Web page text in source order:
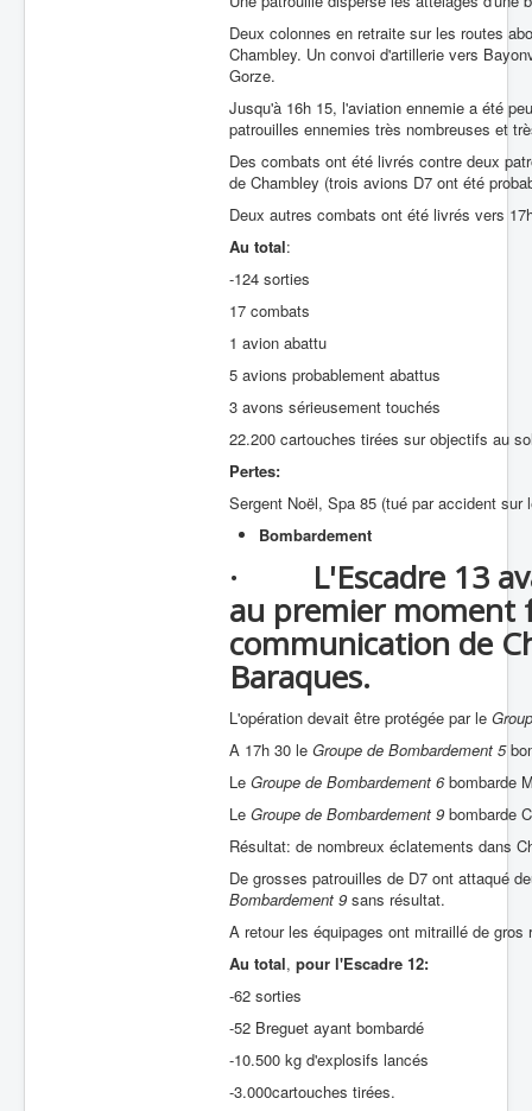
Deux colonnes en retraite sur les routes
Chambley. Un convoi d'artillerie vers
Gorze.
Jusqu'à 16h 15, l'aviation ennemie a été
patrouilles ennemies très nombreuses et
Des combats ont été livrés contre deux
de Chambley (trois avions D7 ont été
Deux autres combats ont été livrés vers
Au total:
-124 sorties
17 combats
1 avion abattu
5 avions probablement abattus
3 avons sérieusement touchés
22.200 cartouches tirées sur objectifs au
Pertes:
Sergent Noël, Spa 85 (tué par accident sur
Bombardement
· L'Escadre 13
au premier moment
communication de
Baraques.
L'opération devait être protégée par le
A 17h 30 le Groupe de Bombardement 5
Le Groupe de Bombardement 6bombarde
Le Groupe de Bombardement 9 bombarde
Résultat: de nombreux éclatements dans
De grosses patrouilles de D7 ont attaqué
Bombardement 9 sans résultat.
A retour les équipages ont mitraillé de
Au total, pour l'Escadre 12:
-62 sorties
-52 Breguet ayant bombardé
-10.500 kg d'explosifs lancés
-3.000cartouches tirées.